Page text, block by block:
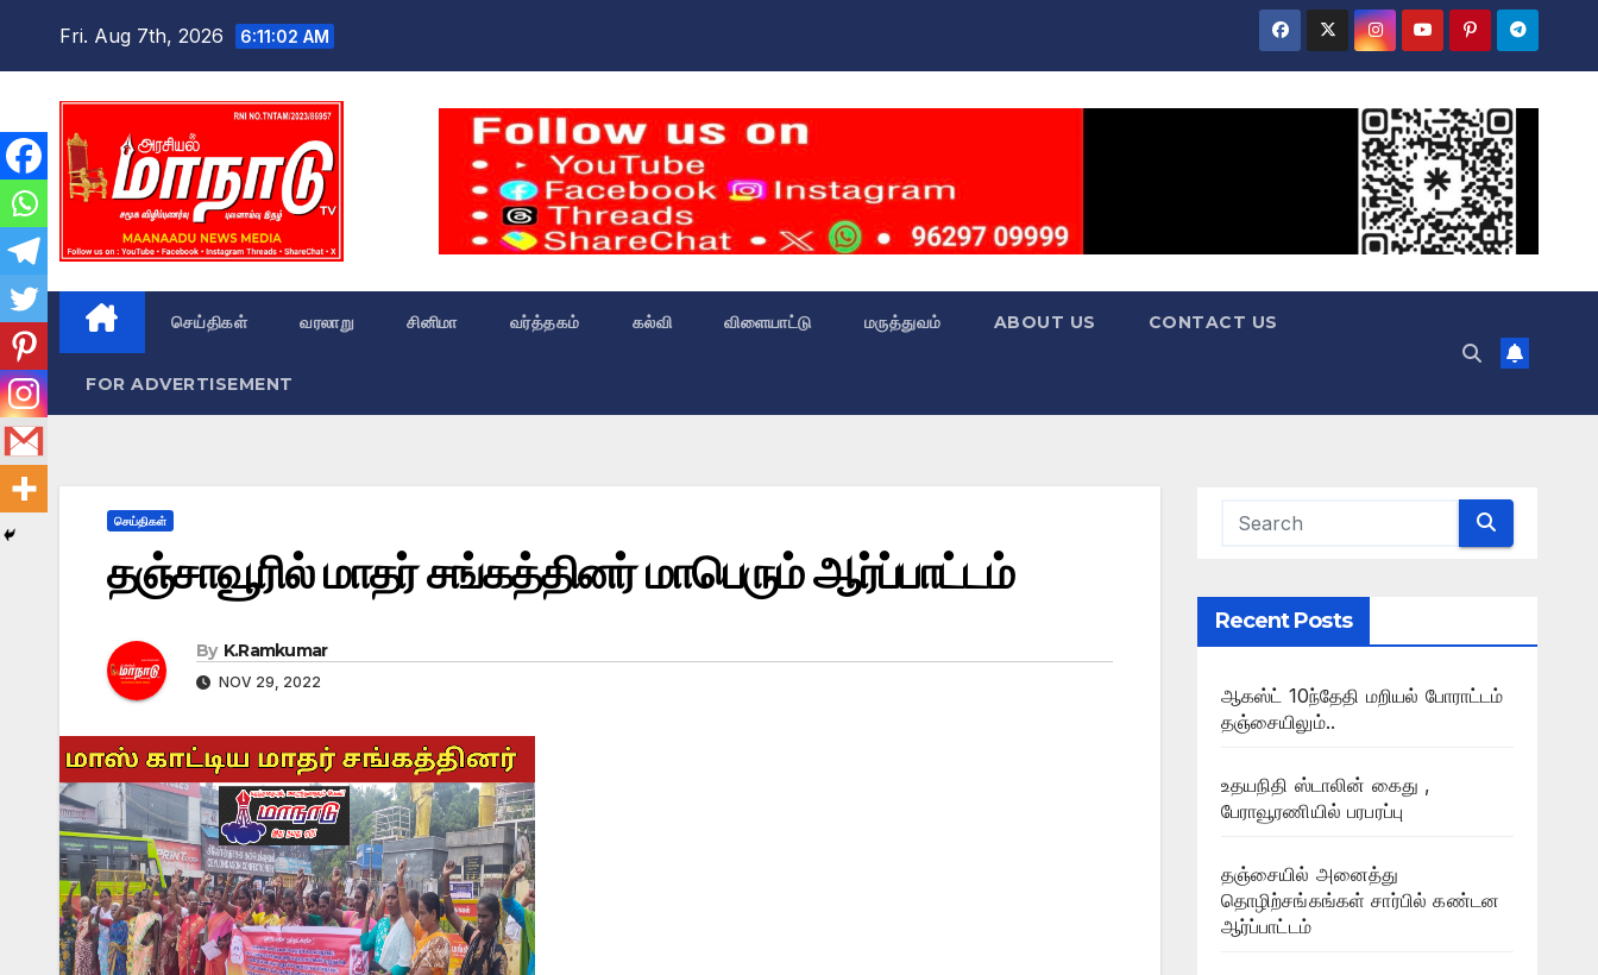
Fri. Aug 7th, 2026 6:11:03 AM
செய்திகள் வரலாறு சினிமா வர்த்தகம் கல்வி விளையாட்டு மருத்துவம் ABOUT US CONTACT US
FOR ADVERTISEMENT
செய்திகள்
தஞ்சாவூரில் மாதர் சங்கத்தினர் மாபெரும் ஆர்ப்பாட்டம்
By K.Ramkumar
NOV 29, 2022
Recent Posts
ஆகஸ்ட் 10ந்தேதி மறியல் போராட்டம்
தஞ்சையிலும்..
உதயநிதி ஸ்டாலின் கைது ,
பேராவூரணியில் பரபரப்பு
தஞ்சையில் அனைத்து
தொழிற்சங்கங்கள் சார்பில் கண்டன
ஆர்ப்பாட்டம்